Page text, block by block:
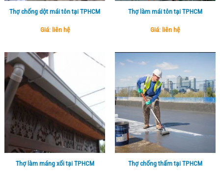
Thợ chống dột mái tôn tại TPHCM
Giá: liên hệ
Thợ làm mái tôn tại TPHCM
Giá: liên hệ
Thợ làm máng xối tại TPHCM Thợ chống thấm tại TPHCM